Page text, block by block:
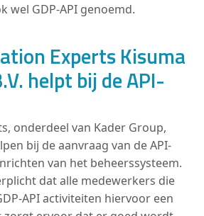
wel GDP-API genoemd.
Experts Kisuma
helpt bij de API-
onderdeel van Kader Group,
bij de aanvraag van de API-
van het beheerssysteem.
dat alle medewerkers die
API activiteiten hiervoor een